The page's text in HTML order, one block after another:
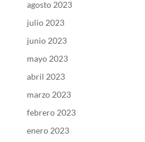
agosto 2023
julio 2023
junio 2023
mayo 2023
abril 2023
marzo 2023
febrero 2023
enero 2023